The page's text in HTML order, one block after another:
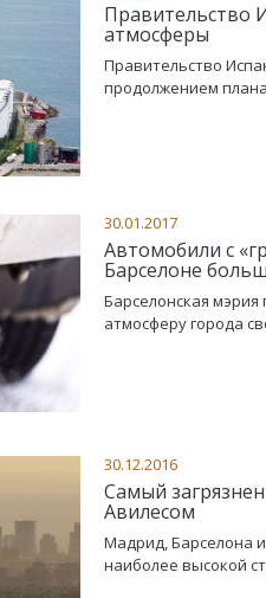
Правительство
атмосферы
Правительство
продолжением
30.01.2017
Автомобили с
Барселоне
Барселонская
атмосферу города
30.12.2016
Самый
Авилесом
Мадрид, Барселона
наиболее высокой